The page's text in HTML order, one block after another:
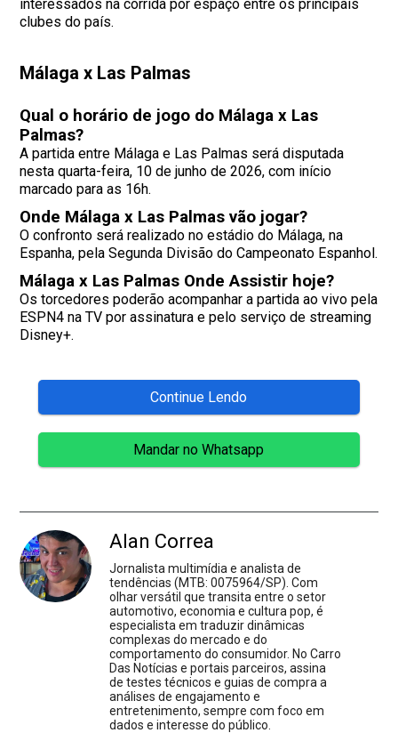
interessados na corrida por espaço entre os principais
clubes do país.
Málaga x Las Palmas
Qual o horário de jogo do Málaga x Las
Palmas?
A partida entre Málaga e Las Palmas será disputada
nesta quarta-feira, 10 de junho de 2026, com início
marcado para as 16h.
Onde Málaga x Las Palmas vão jogar?
O confronto será realizado no estádio do Málaga, na
Espanha, pela Segunda Divisão do Campeonato Espanhol.
Málaga x Las Palmas Onde Assistir hoje?
Os torcedores poderão acompanhar a partida ao vivo pela
ESPN4 na TV por assinatura e pelo serviço de streaming
Disney+.
Continue Lendo
Mandar no Whatsapp
Alan Correa
Jornalista multimídia e analista de
tendências (MTB: 0075964/SP). Com
olhar versátil que transita entre o setor
automotivo, economia e cultura pop, é
especialista em traduzir dinâmicas
complexas do mercado e do
comportamento do consumidor. No Carro
Das Notícias e portais parceiros, assina
de testes técnicos e guias de compra a
análises de engajamento e
entretenimento, sempre com foco em
dados e interesse do público.